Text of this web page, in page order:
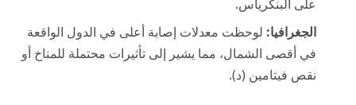
على البنكرياس.
الجغرافيا: لوحظت معدلات إصابة أعلى في الدول الواقعة
في أقصى الشمال، مما يشير إلى تأثيرات محتملة للمناخ أو
نقص فيتامين (د).